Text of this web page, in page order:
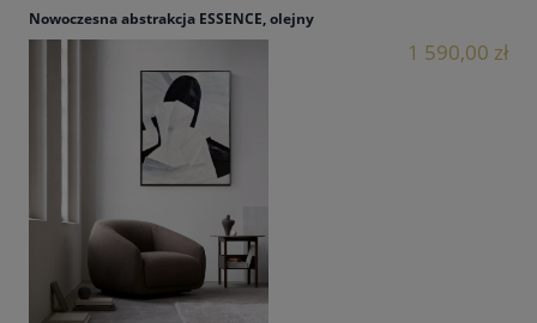
Nowoczesna abstrakcja ESSENCE, olejny
1 590,00 zł